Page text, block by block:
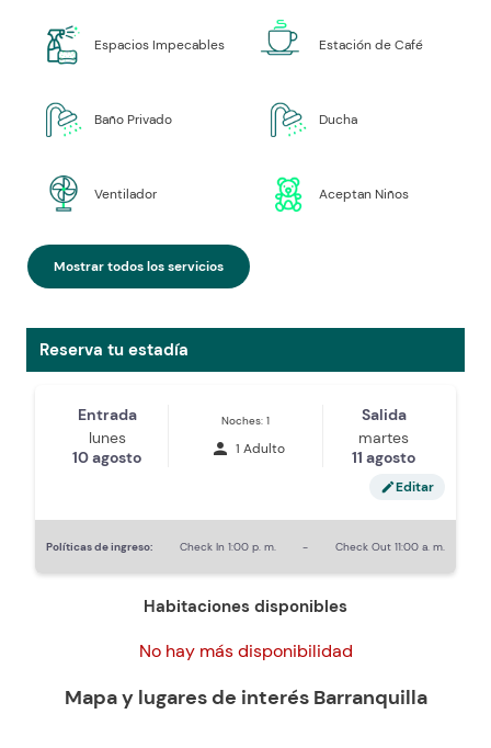
Espacios Impecables Estación de Café
Baño Privado Ducha
Ventilador Aceptan Niños
Mostrar todos los servicios
Reserva tu estadía
Entrada
lunes
10 agosto
Noches: 1
person 1 Adulto
Salida
martes
11 agosto
editEditar
Políticas de ingreso: Check In 1:00 p. m. - Check Out 11:00 a. m.
Habitaciones disponibles
No hay más disponibilidad
Mapa y lugares de interés Barranquilla